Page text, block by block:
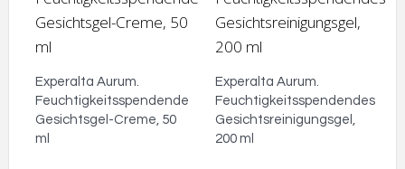
Experalta Aurum.
Feuchtigkeitsspendende
Gesichtsgel-Creme, 50
ml
Experalta Aurum.
Feuchtigkeitsspendendes
Gesichtsreinigungsgel,
200 ml